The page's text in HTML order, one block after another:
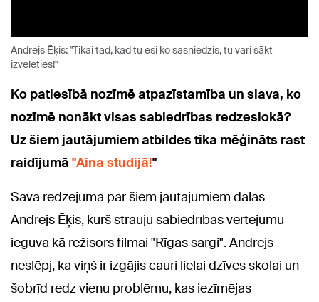
Andrejs Ēķis: "Tikai tad, kad tu esi ko sasniedzis, tu vari sākt
izvēlēties!"
Ko patiesībā nozīmē atpazīstamība un slava, ko
nozīmē nonākt visas sabiedrības redzeslokā?
Uz šiem jautājumiem atbildes tika mēģināts rast
raidījumā "Aina studijā!"
Savā redzējumā par šiem jautājumiem dalās
Andrejs Ēķis, kurš strauju sabiedrības vērtējumu
ieguva kā režisors filmai "Rīgas sargi". Andrejs
neslēpj, ka viņš ir izgājis cauri lielai dzīves skolai un
šobrīd redz vienu problēmu, kas iezīmējas